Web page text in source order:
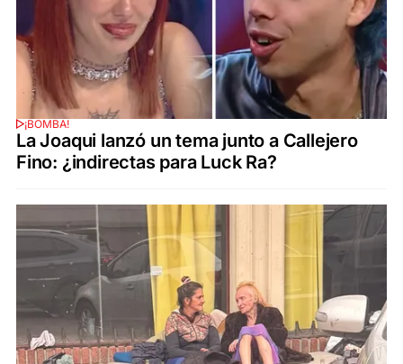
¡BOMBA!
La Joaqui lanzó un tema junto a Callejero
Fino: ¿indirectas para Luck Ra?